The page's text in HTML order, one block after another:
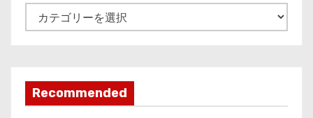
事
ゴ
リ
Recommended